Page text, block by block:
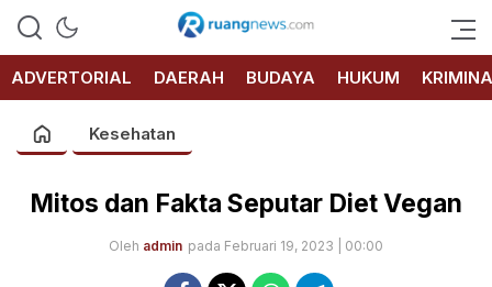
RUANG
NEWS
ADVERTORIAL
DAERAH BUDAYA HUKUM
Kesehatan
Mitos dan Fakta Seputar Diet Vegan
Oleh admin pada Februari 19, 2023 | 00:00